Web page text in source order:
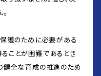
保護のために必要がある
ことが困難であるとき
健全な育成の推進のため